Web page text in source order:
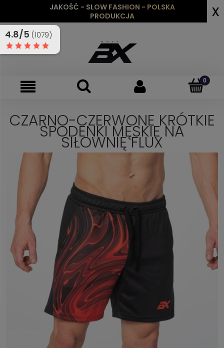
JAKOŚĆ - SLOW FASHION - POLSKA
PRODUKCJA
x
CZARNO-CZERWONE KRÓTKIE
SPODENKI MĘSKIE NA
SIŁOWNIĘ FLUX
4.8/5 (1079)